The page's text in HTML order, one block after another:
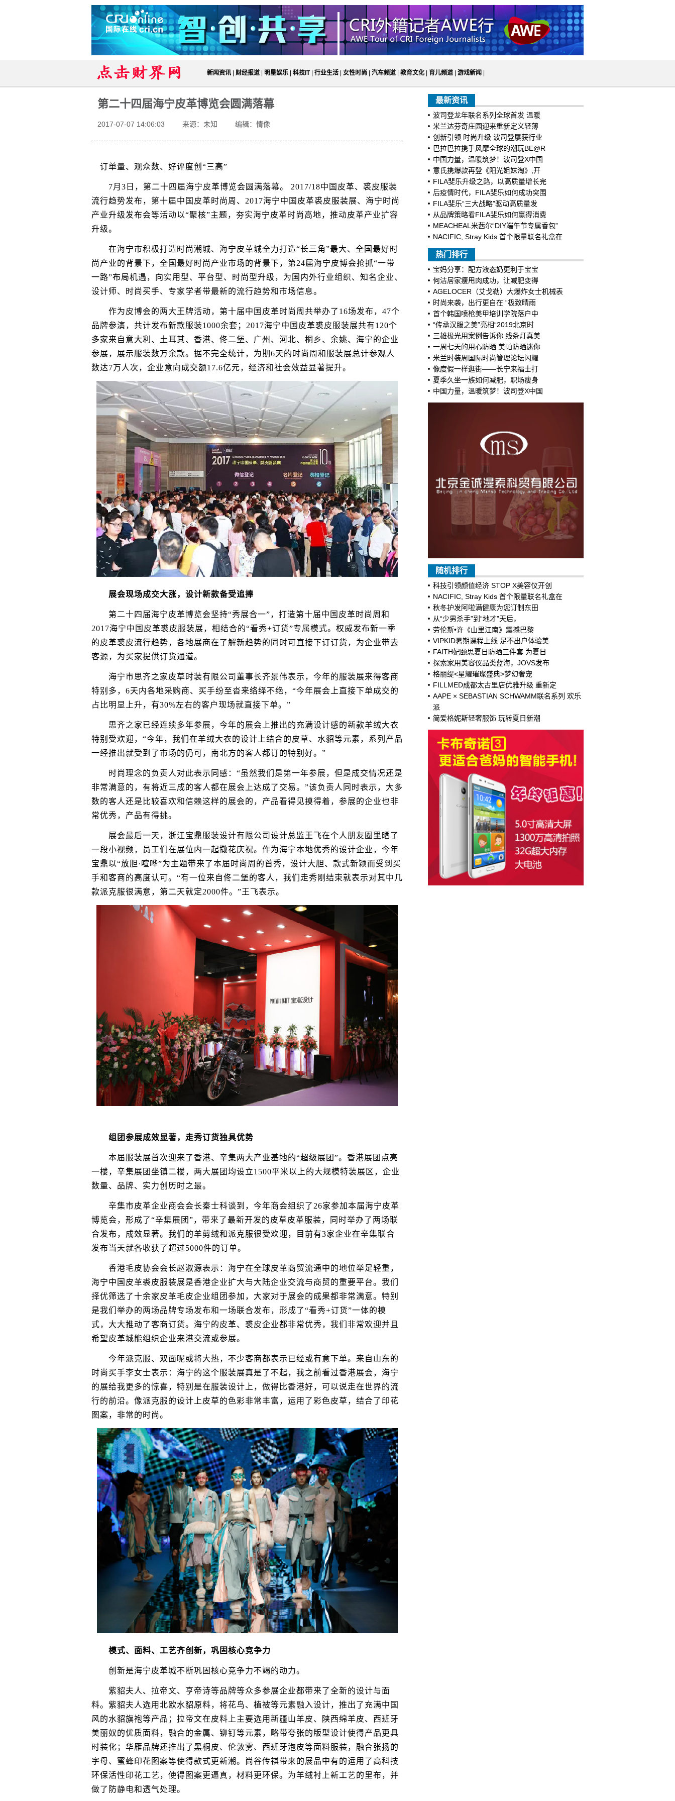
新闻资讯 财经报道 明星娱乐 科技IT| 行业生活 女性时尚 汽车频道 教育文化 育儿频道 游戏新闻
第二十四届海宁皮革博览会圆满落幕
2017-07-07 14:06:03 来源：未知 编辑：情像
订单量、观众数、好评度创“三高”
7月3日，第二十四届海宁皮革博览会圆满落幕。 2017/18中国皮革、裘皮服装
流行趋势发布，第十届中国皮革时尚周、2017海宁中国皮革裘皮服装展、海宁时尚
产业升级发布会等活动以“聚核”主题，夯实海宁皮革时尚高地，推动皮革产业扩容
升级。
在海宁市积极打造时尚潮城、海宁皮革城全力打造“长三角”最大、全国最好时
尚产业的背景下，全国最好时尚产业市场的背景下，第24届海宁皮博会抢抓“一带
一路”布局机遇，向实用型、平台型、时尚型升级，为国内外行业组织、知名企业、
设计师、时尚买手、专家学者带最新的流行趋势和市场信息。
作为皮博会的两大王牌活动，第十届中国皮革时尚周共举办了16场发布，47个
品牌参演，共计发布新款服装1000余套；2017海宁中国皮革裘皮服装展共有120个
多家来自意大利、土耳其、香港、佟二堡、广州、河北、桐乡、余姚、海宁的企业
参展，展示服装数万余款。据不完全统计，为期6天的时尚周和服装展总计参观人
数达7万人次，企业意向成交额17.6亿元，经济和社会效益显著提升。
展会现场成交大涨，设计新款备受追捧
第二十四届海宁皮革博览会坚持“秀展合一”，打造第十届中国皮革时尚周和
2017海宁中国皮革裘皮服装展，相结合的“看秀+订货”专属模式。权威发布新一季
的皮革裘皮流行趋势，各地展商在了解新趋势的同时可直接下订订货，为企业带去
客源，为买家提供订货通道。
海宁市思齐之家皮草时装有限公司董事长齐景伟表示，今年的服装展来得客商
特别多，6天内各地采购商、买手纷至沓来络绎不绝，“今年展会上直接下单成交的
占比明显上升，有30%左右的客户现场就直接下单。”
思齐之家已经连续多年参展，今年的展会上推出的充满设计感的新款羊绒大衣
特别受欢迎，“今年，我们在羊绒大衣的设计上结合的皮草、水貂等元素，系列产品
一经推出就受到了市场的仍可，南北方的客人都订的特别好。”
时尚理念的负责人对此表示同感：“虽然我们是第一年参展，但是成交情况还是
非常满意的，有将近三成的客人都在展会上达成了交易。”该负责人同时表示，大多
数的客人还是比较喜欢和信赖这样的展会的，产品看得见摸得着，参展的企业也非
常优秀，产品有得挑。
展会最后一天，浙江宝鼎服装设计有限公司设计总监王飞在个人朋友圈里晒了
一段小视频，员工们在展位内一起撒花庆祝。作为海宁本地优秀的设计企业，今年
宝鼎以“放胆·喧哗”为主题带来了本届时尚周的首秀，设计大胆、款式新颖而受到买
手和客商的高度认可。“有一位来自佟二堡的客人，我们走秀刚结束就表示对其中几
款派克服很满意，第二天就定2000件。”王飞表示。
组团参展成效显著，走秀订货独具优势
本届服装展首次迎来了香港、辛集两大产业基地的“超级展团”。香港展团点亮
一楼，辛集展团坐镇二楼，两大展团均设立1500平米以上的大规模特装展区，企业
数量、品牌、实力创历时之最。
辛集市皮革企业商会会长秦士科谈到，今年商会组织了26家参加本届海宁皮革
博览会，形成了“辛集展团”，带来了最新开发的皮草皮革服装，同时举办了两场联
合发布，成效显著。我们的羊剪绒和派克服很受欢迎，目前有3家企业在辛集联合
发布当天就各收获了超过5000件的订单。
香港毛皮协会会长赵淑源表示：海宁在全球皮革商贸流通中的地位举足轻重，
海宁中国皮革裘皮服装展是香港企业扩大与大陆企业交流与商贸的重要平台。我们
择优筛选了十余家皮革毛皮企业组团参加，大家对于展会的成果都非常满意。特别
是我们举办的两场品牌专场发布和一场联合发布，形成了“看秀+订货”一体的模
式，大大推动了客商订货。海宁的皮革、裘皮企业都非常优秀，我们非常欢迎并且
希望皮革城能组织企业来港交流或参展。
今年派克服、双面呢或将大热，不少客商都表示已经或有意下单。来自山东的
时尚买手李女士表示：海宁的这个服装展真是了不起，我之前看过香港展会，海宁
的展给我更多的惊喜，特别是在服装设计上，做得比香港好，可以说走在世界的流
行的前沿。像派克服的设计上皮草的色彩非常丰富，运用了彩色皮草，结合了印花
图案，非常的时尚。
模式、面料、工艺齐创新，巩固核心竞争力
创新是海宁皮革城不断巩固核心竞争力不竭的动力。
紫貂夫人、拉帝文、亨帝诗等品牌等众多参展企业都带来了全新的设计与面
料。紫貂夫人选用北欧水貂原料，将花鸟、植被等元素融入设计，推出了充满中国
风的水貂旗袍等产品；拉帝文在皮料上主要选用新疆山羊皮、陕西绵羊皮、西班牙
美丽奴的优质面料，融合的金属、铆钉等元素，略带夸张的版型设计使得产品更具
时装化；华雁品牌还推出了黑桐皮、伦敦雾、西班牙泡皮等面料服装，融合张扬的
字母、蜜蜂印花图案等使得款式更新潮。尚谷传祺带来的展品中有的运用了高科技
环保活性印花工艺，使得图案更逼真，材料更环保。为羊绒衬上新工艺的里布，并
做了防静电和透气处理。
最新资讯
波司登龙年联名系列全球首发 温暖
米兰达芬奇庄园迎来重新定义轻薄
创新引领 时尚升级 波司登屡获行业
巴拉巴拉携手风靡全球的潮玩BE@R
中国力量，温暖筑梦！波司登X中国
意氏携爆款再登《阳光姐妹淘》,开
FILA斐乐升级之路，以高质量增长完
后疫情时代，FILA斐乐如何成功突围
FILA斐乐“三大战略”驱动高质量发
从品牌策略看FILA斐乐如何赢得消费
MEACHEAL米茜尔“DIY端午节专属香包”
NACIFIC, Stray Kids 首个限量联名礼盒在
热门排行
宝妈分享：配方液态奶更利于宝宝
何洁居家瘦甩肉成功，让减肥变得
AGELOCER（艾戈勒）大爆炸女士机械表
时尚来袭，出行更自在 “极致晴雨
首个韩国喷枪美甲培训学院落户中
“传承汉服之美”亮相“2019北京时
三雄极光用案例告诉你 线条灯真美
一周七天的用心防晒 美帕防晒迷你
米兰时装周国际时尚管理论坛闪耀
像度假一样逛街——长宁来福士打
夏季久坐一族如何减肥，职场瘦身
中国力量，温暖筑梦！波司登X中国
随机排行
科技引领颜值经济 STOP X美容仪开创
NACIFIC, Stray Kids 首个限量联名礼盒在
秋冬护发阿啦满健康为您订制东田
从“少男杀手”到“地才”天后，
劳伦斯•许《山里江南》震撼巴黎
VIPKID暑期课程上线 足不出户体验美
FAITH妃颐思夏日防晒三件套 为夏日
探索家用美容仪品类蓝海，JOVS发布
格丽缇<星耀璀璨盛典>梦幻奢宠
FILLMED成都太古里店优雅升级 重新定
AAPE × SEBASTIAN SCHWAMM联名系列 欢乐
派
简爱格妮斯轻奢服饰 玩转夏日新潮